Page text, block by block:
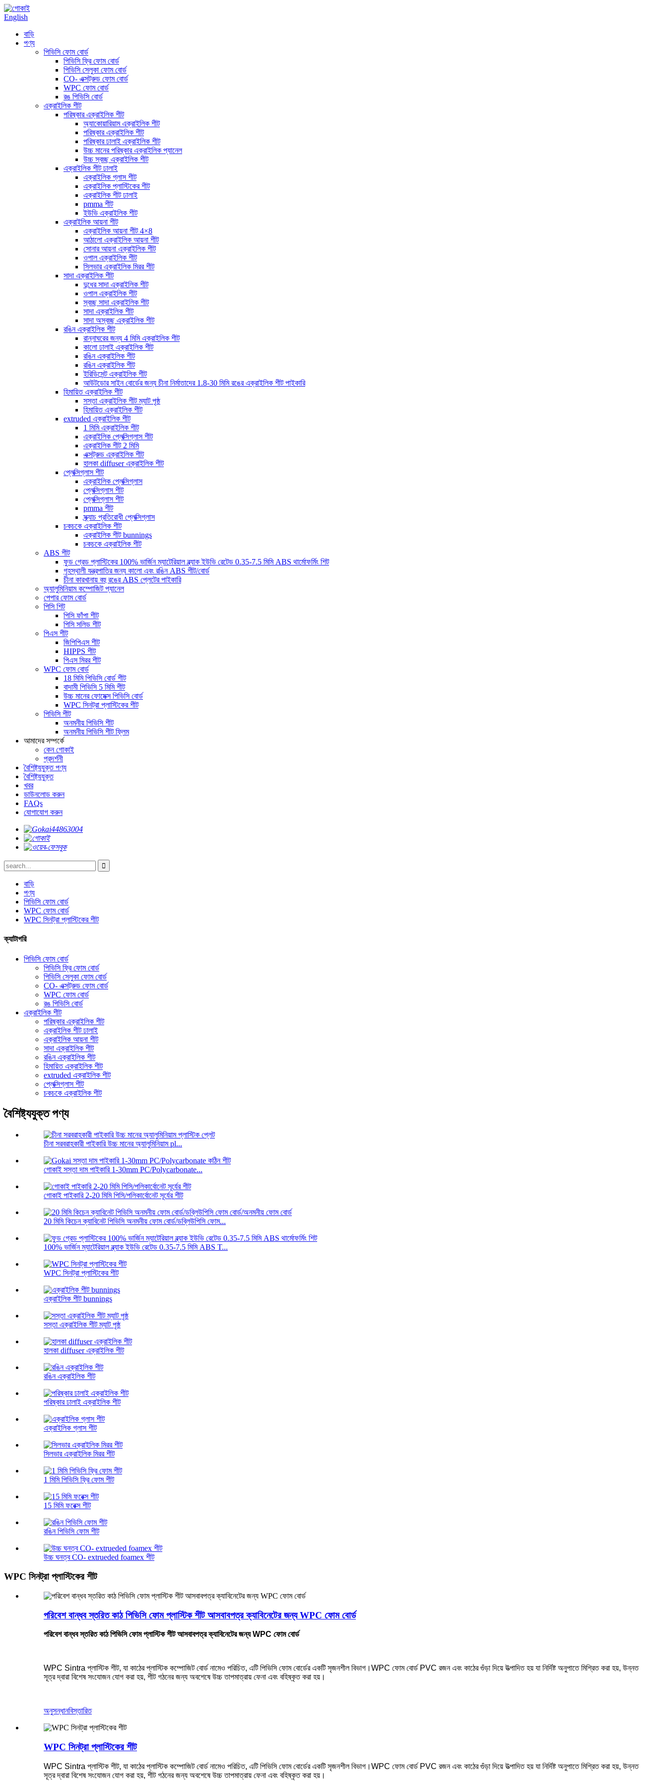
English
বাড়ি
পণ্য
পিভিসি ফোম বোর্ড
পিভিসি ফ্রি ফোম বোর্ড
পিভিসি সেলুকা ফোম বোর্ড
CO- এক্সট্রুড ফোম বোর্ড
WPC ফোম বোর্ড
রঙ পিভিসি বোর্ড
এক্রাইলিক শীট
পরিষ্কার এক্রাইলিক শীট
অ্যাকোয়ারিয়াম এক্রাইলিক শীট
পরিষ্কার এক্রাইলিক শীট
পরিষ্কার ঢালাই এক্রাইলিক শীট
উচ্চ মানের পরিষ্কার এক্রাইলিক প্যানেল
উচ্চ স্বচ্ছ এক্রাইলিক শীট
এক্রাইলিক শীট ঢালাই
এক্রাইলিক গ্লাস শীট
এক্রাইলিক প্লাস্টিকের শীট
এক্রাইলিক শীট ঢালাই
pmma শীট
ইউভি এক্রাইলিক শীট
এক্রাইলিক আয়না শীট
এক্রাইলিক আয়না শীট 4×8
আঠালো এক্রাইলিক আয়না শীট
সোনার আয়না এক্রাইলিক শীট
ওপাল এক্রাইলিক শীট
সিলভার এক্রাইলিক মিরর শীট
সাদা এক্রাইলিক শীট
দুধের সাদা এক্রাইলিক শীট
ওপাল এক্রাইলিক শীট
স্বচ্ছ সাদা এক্রাইলিক শীট
সাদা এক্রাইলিক শীট
সাদা অস্বচ্ছ এক্রাইলিক শীট
রঙিন এক্রাইলিক শীট
রান্নাঘরের জন্য 4 মিমি এক্রাইলিক শীট
কালো ঢালাই এক্রাইলিক শীট
রঙিন এক্রাইলিক শীট
রঙিন এক্রাইলিক শীট
ইরিডিসেন্ট এক্রাইলিক শীট
আউটডোর সাইন বোর্ডের জন্য চীনা নির্মাতাদের 1.8-30 মিমি রঙের এক্রাইলিক শীট পাইকারি
হিমায়িত এক্রাইলিক শীট
সস্তা এক্রাইলিক শীট ম্যাট পৃষ্ঠ
হিমায়িত এক্রাইলিক শীট
extruded এক্রাইলিক শীট
1 মিমি এক্রাইলিক শীট
এক্রাইলিক প্লেক্সিগ্লাস শীট
এক্রাইলিক শীট 2 মিমি
এক্সট্রুড এক্রাইলিক শীট
হালকা diffuser এক্রাইলিক শীট
প্লেক্সিগ্লাস শীট
এক্রাইলিক প্লেক্সিগ্লাস
প্লেক্সিগ্লাস শীট
প্লেক্সিগ্লাস শীট
pmma শীট
স্ক্র্যাচ প্রতিরোধী প্লেক্সিগ্লাস
চকচকে এক্রাইলিক শীট
এক্রাইলিক শীট bunnings
চকচকে এক্রাইলিক শীট
ABS শীট
ফুড গ্রেড প্লাস্টিকের 100% ভার্জিন ম্যাটেরিয়াল ব্ল্যাক ইউভি রেটেড 0.35-7.5 মিমি ABS থার্মোফর্মিং শিট
গৃহস্থালী যন্ত্রপাতির জন্য কালো এবং রঙিন ABS শীট/বোর্ড
চীনা কারখানায় বহু রঙের ABS প্লেটের পাইকারি
অ্যালুমিনিয়াম কম্পোজিট প্যানেল
পেপার ফোম বোর্ড
পিসি শিট
পিসি ফাঁপা শীট
পিসি সলিড শীট
পিএস শীট
জিপিপিএস শীট
HIPPS শীট
পিএস মিরর শীট
WPC ফোম বোর্ড
18 মিমি পিভিসি বোর্ড শীট
বাদামী পিভিসি 5 মিমি শীট
উচ্চ মানের ফোমেক্স পিভিসি বোর্ড
WPC সিনট্রা প্লাস্টিকের শীট
পিভিসি শীট
অনমনীয় পিভিসি শীট
অনমনীয় পিভিসি শীট ফ্লিম
আমাদের সম্পর্কে
কেন গোকাই
প্রদর্শনী
বৈশিষ্ট্যযুক্ত পণ্য
বৈশিষ্ট্যযুক্ত
খবর
ডাউনলোড করুন
FAQs
যোগাযোগ করুন
বাড়ি
পণ্য
পিভিসি ফোম বোর্ড
WPC ফোম বোর্ড
WPC সিনট্রা প্লাস্টিকের শীট
ক্যাটাগরি
পিভিসি ফোম বোর্ড
পিভিসি ফ্রি ফোম বোর্ড
পিভিসি সেলুকা ফোম বোর্ড
CO- এক্সট্রুড ফোম বোর্ড
WPC ফোম বোর্ড
রঙ পিভিসি বোর্ড
এক্রাইলিক শীট
পরিষ্কার এক্রাইলিক শীট
এক্রাইলিক শীট ঢালাই
এক্রাইলিক আয়না শীট
সাদা এক্রাইলিক শীট
রঙিন এক্রাইলিক শীট
হিমায়িত এক্রাইলিক শীট
extruded এক্রাইলিক শীট
প্লেক্সিগ্লাস শীট
চকচকে এক্রাইলিক শীট
বৈশিষ্ট্যযুক্ত পণ্য
চীনা সরবরাহকারী পাইকারি উচ্চ মানের অ্যালুমিনিয়াম pl...
গোকাই সস্তা দাম পাইকারি 1-30mm PC/Polycarbonate...
গোকাই পাইকারি 2-20 মিমি পিসি/পলিকার্বোনেট সূর্যের শীট
20 মিমি কিচেন ক্যাবিনেট পিভিসি অনমনীয় ফোম বোর্ড/ডব্লিউপিসি ফোম...
100% ভার্জিন ম্যাটেরিয়াল ব্ল্যাক ইউভি রেটেড 0.35-7.5 মিমি ABS T...
WPC সিনট্রা প্লাস্টিকের শীট
এক্রাইলিক শীট bunnings
সস্তা এক্রাইলিক শীট ম্যাট পৃষ্ঠ
হালকা diffuser এক্রাইলিক শীট
রঙিন এক্রাইলিক শীট
পরিষ্কার ঢালাই এক্রাইলিক শীট
এক্রাইলিক গ্লাস শীট
সিলভার এক্রাইলিক মিরর শীট
1 মিমি পিভিসি ফ্রি ফোম শীট
15 মিমি ফরেক্স শীট
রঙিন পিভিসি ফোম শীট
উচ্চ ঘনত্ব CO- extrueded foamex শীট
WPC সিনট্রা প্লাস্টিকের শীট
পরিবেশ বান্ধব স্তরিত কাঠ পিভিসি ফোম প্লাস্টিক শীট আসবাবপত্র ক্যাবিনেটের জন্য WPC ফোম বোর্ড
পরিবেশ বান্ধব স্তরিত কাঠ পিভিসি ফোম প্লাস্টিক শীট আসবাবপত্র ক্যাবিনেটের জন্য WPC ফোম বোর্ড
WPC Sintra প্লাস্টিক শীট, যা কাঠের প্লাস্টিক কম্পোজিট বোর্ড নামেও পরিচিত, এটি পিভিসি ফোম বোর্ডের একটি সৃজনশীল বিভাগ।WPC ফোম বোর্ড PVC রজন এবং কাঠের গুঁড়া দিয়ে উত্পাদিত হয় যা নির্দিষ্ট অনুপাতে মিশ্রিত করা হয়, উন্নত
সূত্র দ্বারা বিশেষ সংযোজন যোগ করা হয়, শীট গঠনের জন্য অবশেষে উচ্চ তাপমাত্রায় ফেনা এবং বহিষ্কৃত করা হয়।
অনুসন্ধানবিস্তারিত
WPC সিনট্রা প্লাস্টিকের শীট
WPC Sintra প্লাস্টিক শীট, যা কাঠের প্লাস্টিক কম্পোজিট বোর্ড নামেও পরিচিত, এটি পিভিসি ফোম বোর্ডের একটি সৃজনশীল বিভাগ।WPC ফোম বোর্ড PVC রজন এবং কাঠের গুঁড়া দিয়ে উত্পাদিত হয় যা নির্দিষ্ট অনুপাতে মিশ্রিত করা হয়, উন্নত
সূত্র দ্বারা বিশেষ সংযোজন যোগ করা হয়, শীট গঠনের জন্য অবশেষে উচ্চ তাপমাত্রায় ফেনা এবং বহিষ্কৃত করা হয়।